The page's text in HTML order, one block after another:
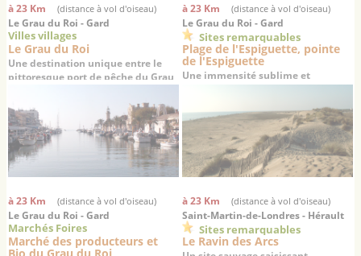
à 23 Km (distance à vol d'oiseau)
Le Grau du Roi - Gard
Villes villages
Le Grau du Roi
Une destination unique entre le
pittoresque port de pêche du Grau
balnéaire de Port Camargue
à 23 Km (distance à vol d'oiseau)
Le Grau du Roi - Gard
Sites remarquables
Plage de l'Espiguette, pointe
de l'Espiguette
Une immensité sublime et
désertique au sud de Port-
à 23 Km (distance à vol d'oiseau)
Le Grau du Roi - Gard
Marchés Foires
Marché des producteurs et
à 23 Km (distance à vol d'oiseau)
Saint-Martin-de-Londres - Hérault
Sites remarquables
Le Ravin des Arcs